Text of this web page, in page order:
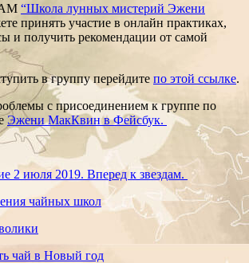
“Школа лунных мистерий Эжени
принять участие в онлайн практиках,
и получить рекомендации от самой
в группу перейдите по этой ссылке.
с присоединением к группе по
Эжени МакКвин в Фейсбук.
2 июля 2019. Вперед к звездам.
чайных школ
чай в Новый год